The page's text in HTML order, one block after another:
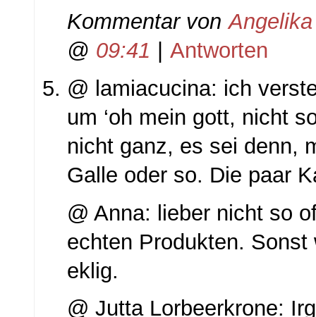
Kommentar vonAngelika
@ 09:41
Antworten
@ lamiacucina: ich
um ‘oh mein gott, nicht
nicht ganz, es sei denn,
Galle oder so. Die paar
@ Anna: lieber nicht so
echten Produkten.
eklig.
@ Jutta Lorbeerkrone: